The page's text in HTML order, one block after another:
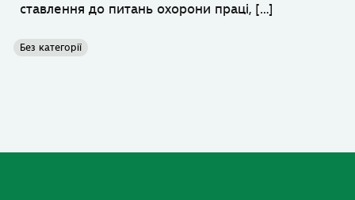
ставлення до питань охорони праці, […]
Без категорії